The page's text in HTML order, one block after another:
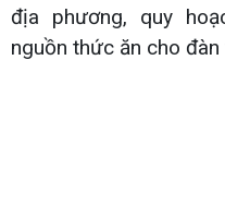
địa phương, quy
nguồn thức ăn cho đàn